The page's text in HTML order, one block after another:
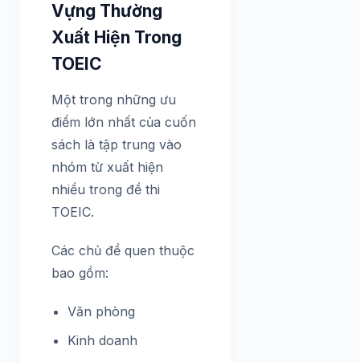
Vựng Thường
Xuất Hiện Trong
TOEIC
Một trong những ưu
điểm lớn nhất của cuốn
sách là tập trung vào
nhóm từ xuất hiện
nhiều trong đề thi
TOEIC.
Các chủ đề quen thuộc
bao gồm:
Văn phòng
Kinh doanh